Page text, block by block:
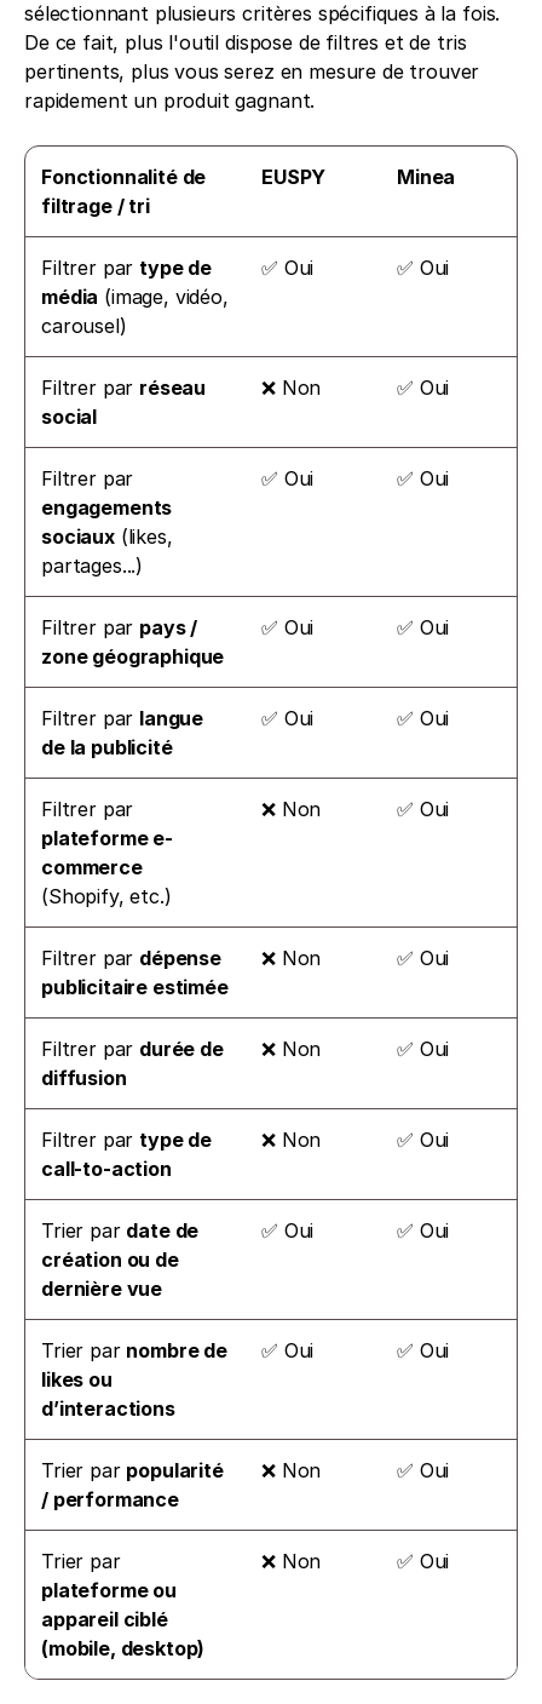
sélectionnant plusieurs critères spécifiques à la fois.
De ce fait, plus l'outil dispose de filtres et de tris
pertinents, plus vous serez en mesure de trouver
rapidement un produit gagnant.
Fonctionnalité de
filtrage / tri
EUSPY Minea
Filtrer par type de
média (image, vidéo,
carousel)
✅ Oui ✅ Oui
Filtrer par réseau
social
❌ Non ✅ Oui
engagements
sociaux (likes,
partages...)
✅ Oui ✅ Oui
Filtrer par pays /
zone géographique
✅ Oui ✅ Oui
Filtrer par langue
de la publicité
✅ Oui ✅ Oui
plateforme e-
commerce
(Shopify, etc.)
❌ Non ✅ Oui
Filtrer par dépense
publicitaire estimée
❌ Non ✅ Oui
Filtrer par durée de
diffusion
❌ Non ✅ Oui
Filtrer par type de
call-to-action
❌ Non ✅ Oui
Trier par date de
création ou de
dernière vue
✅ Oui ✅ Oui
Trier par nombre de
likes ou
d’interactions
✅ Oui ✅ Oui
Trier par popularité
/ performance
❌ Non ✅ Oui
Trier par
plateforme ou
appareil ciblé
(mobile, desktop)
❌ Non ✅ Oui